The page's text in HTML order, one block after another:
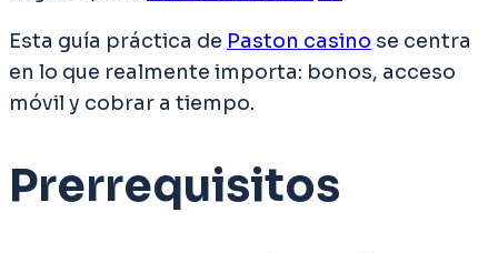
Esta guía práctica de Paston casino se centra
en lo que realmente importa: bonos, acceso
móvil y cobrar a tiempo.
Prerrequisitos